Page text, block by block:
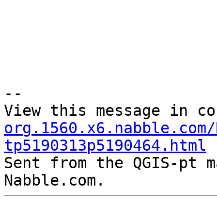
--
View this message in
org.1560.x6.nabble.com/
tp5190313p5190464.html
Sent from the QGIS-